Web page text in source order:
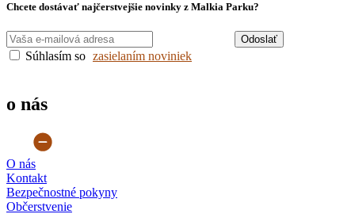
Chcete dostávať najčerstvejšie novinky z Malkia Parku?
Odoslať
Súhlasím so zasielaním noviniek
o nás
O nás
Kontakt
Bezpečnostné pokyny
Občerstvenie